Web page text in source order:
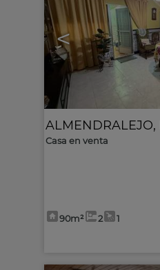
<
ALMENDRALEJO,
Casa en venta
90m² 2 1